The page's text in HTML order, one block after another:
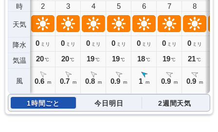
時
天気
降水
気温
風
2
0 ミリ
20℃
0.6 m
3
0 ミリ
20℃
0.7 m
4
0 ミリ
19℃
0.8 m
5
0 ミリ
19℃
0.9 m
6
0 ミリ
18℃
1 m
7
0 ミリ
19℃
0.9 m
8
0 ミリ
21℃
0.9 m
1時間ごと 今日明日 2週間天気